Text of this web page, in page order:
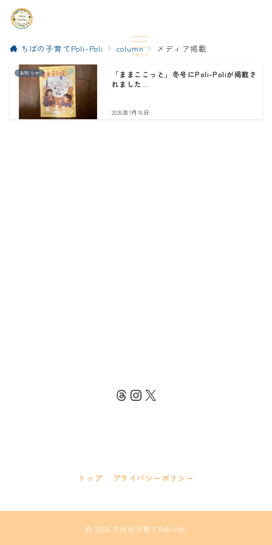
Menu
ちばの子育てPoli-Poli column メディア掲載
お知らせ
「ままここっと」冬号にPoli-Poliが掲載さ
れました...
2026年1月16日
Threads
Instagram
X
トップ プライバシーポリシー
© 2026 ちばの子育てPoli-Poli